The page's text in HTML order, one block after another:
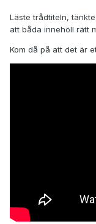
Läste trådtiteln,
att båda innehöll rätt
Kom då på att det är